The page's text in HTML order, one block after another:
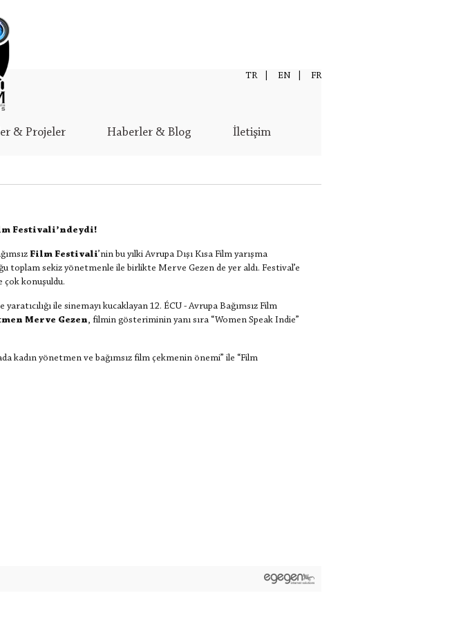
TR EN FR
& Projeler Haberler & Blog İletişim
Festivali’ndeydi!
Film Festivali’nin bu yılki Avrupa Dışı Kısa Film yarışma
toplam sekiz yönetmenle ile birlikte Merve Gezen de yer aldı. Festival’e
çok konuşuldu.
ile sinemayı kucaklayan 12. ÉCU - Avrupa Bağımsız Film
Merve Gezen, filmin gösteriminin yanı sıra “Women Speak Indie”
kadın yönetmen ve bağımsız film çekmenin önemi” ile “Film